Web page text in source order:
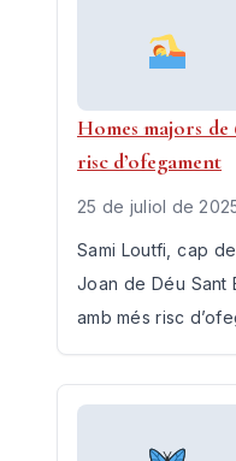
Homes majors de
risc d’ofegament
25 de juliol de
Sami Loutfi, cap
Joan de Déu Sant
amb més risc